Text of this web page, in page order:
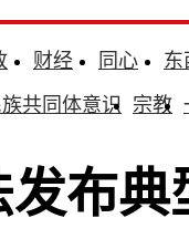
财经 同心 东
共同体意识
宗教
发布典